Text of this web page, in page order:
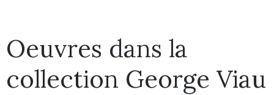
Oeuvres dans la
collection George Viau